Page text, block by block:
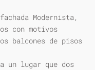
Modernista,
con motivos
balcones de pisos
un lugar que dos